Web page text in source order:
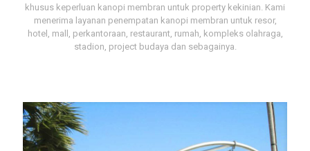
khusus keperluan kanopi membran untuk property kekinian. Kami
menerima layanan penempatan kanopi membran untuk resor,
hotel, mall, perkantoraan, restaurant, rumah, kompleks olahraga,
stadion, project budaya dan sebagainya.